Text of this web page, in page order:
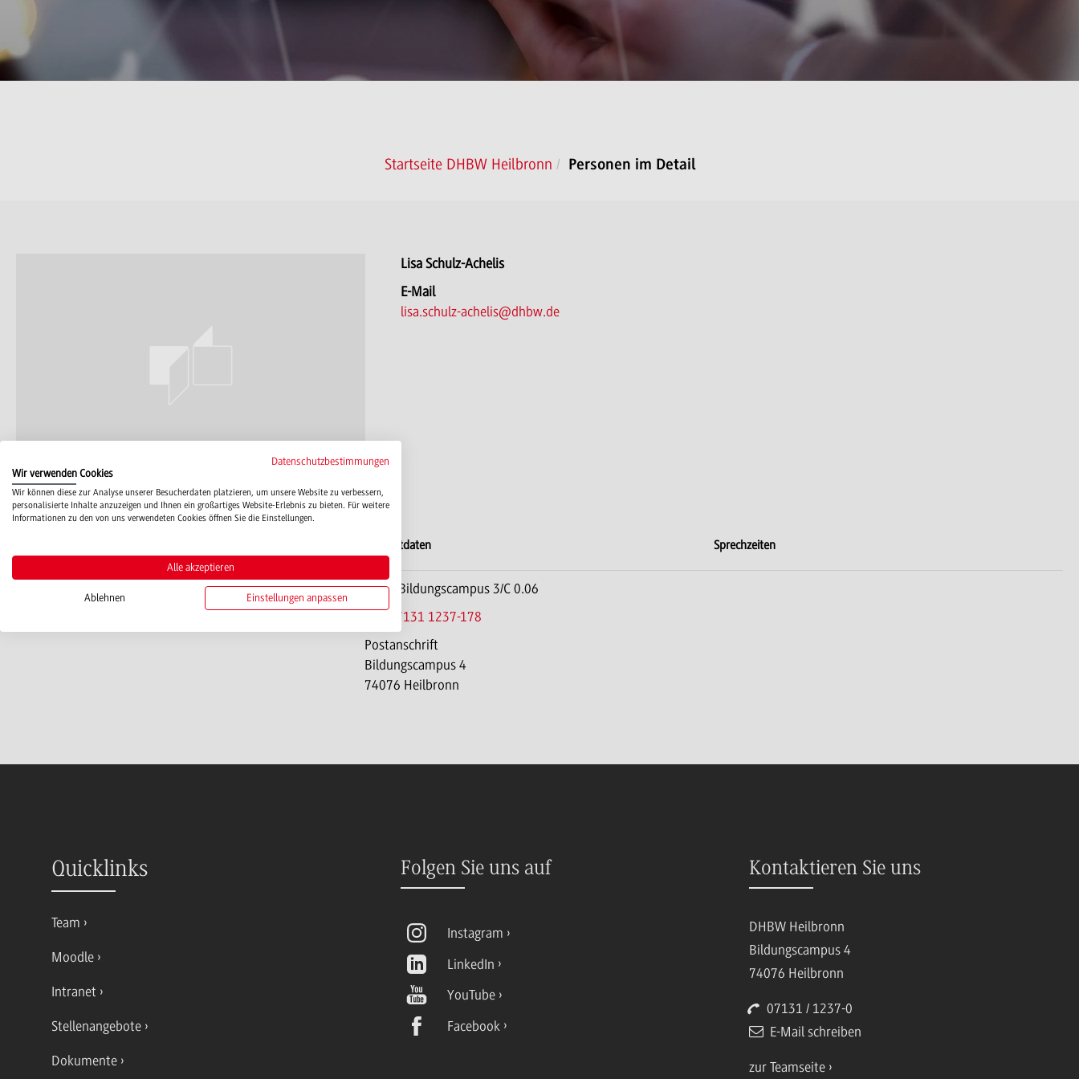
Startseite DHBW Heilbronn Personen im Detail
Lisa Schulz-Achelis
E-Mail
lisa.schulz-achelis@dhbw.de
Kontaktdaten Sprechzeiten
Gleichstellungs- und Diversitätskoordinatorin
Büro: Bildungscampus 3/C 0.06
07131 1237-178
Postanschrift
Bildungscampus 4
74076 Heilbronn
Quicklinks
Team
Moodle
Intranet
Stellenangebote
Dokumente
Folgen Sie uns auf
Instagram
LinkedIn
YouTube
Facebook
Kontaktieren Sie uns
DHBW Heilbronn
Bildungscampus 4
74076 Heilbronn
07131 / 1237-0
E-Mail schreiben
zur Teamseite
Datenschutzbestimmungen
Wir verwenden Cookies
Wir können diese zur Analyse unserer Besucherdaten platzieren, um unsere Website zu verbessern,
personalisierte Inhalte anzuzeigen und Ihnen ein großartiges Website-Erlebnis zu bieten. Für weitere
Informationen zu den von uns verwendeten Cookies öffnen Sie die Einstellungen.
Alle akzeptieren
Ablehnen Einstellungen anpassen